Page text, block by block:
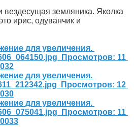
вездесущая земляника. Яколка
ирис, одуванчик и